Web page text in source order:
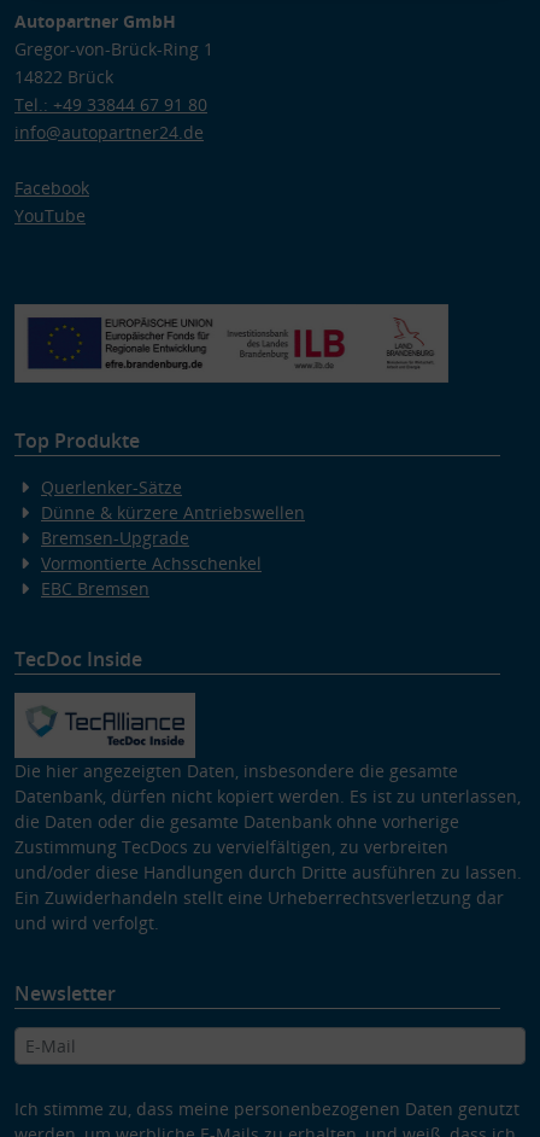
Autopartner GmbH
Gregor-von-Brück-Ring 1
14822 Brück
Tel.: +49 33844 67 91 80
info@autopartner24.de
Facebook
YouTube
Top Produkte
Querlenker-Sätze
Dünne & kürzere Antriebswellen
Bremsen-Upgrade
Vormontierte Achsschenkel
EBC Bremsen
TecDoc Inside
Die hier angezeigten Daten, insbesondere die gesamte
Datenbank, dürfen nicht kopiert werden. Es ist zu unterlassen,
die Daten oder die gesamte Datenbank ohne vorherige
Zustimmung TecDocs zu vervielfältigen, zu verbreiten
und/oder diese Handlungen durch Dritte ausführen zu lassen.
Ein Zuwiderhandeln stellt eine Urheberrechtsverletzung dar
und wird verfolgt.
Newsletter
Ich stimme zu, dass meine personenbezogenen Daten genutzt
Zwecke der Datenverarbeitung durch unsere Partner:
Speichern von oder Zugriff auf Informationen auf einem Endgerät
Verwendung reduzierter Daten zur Auswahl von Werbeanzeigen
Erstellung von Profilen für personalisierte Werbung
Verwendung von Profilen zur Auswahl personalisierter Werbung
Verwendung von Profilen zur Auswahl personalisierter Inhalte
Messung der Performance von Inhalten
Verwendung reduzierter Daten zur Auswahl von Inhalten
Besondere Features:
Verwendung genauer Standortdaten
Endgeräteeigenschaften zur Identifikation aktiv abfragen